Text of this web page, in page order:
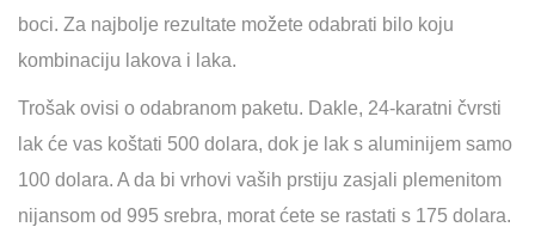
boci. Za najbolje rezultate možete odabrati bilo koju
kombinaciju lakova i laka.
Trošak ovisi o odabranom paketu. Dakle, 24-karatni čvrsti
lak će vas koštati 500 dolara, dok je lak s aluminijem samo
100 dolara. A da bi vrhovi vaših prstiju zasjali plemenitom
nijansom od 995 srebra, morat ćete se rastati s 175 dolara.